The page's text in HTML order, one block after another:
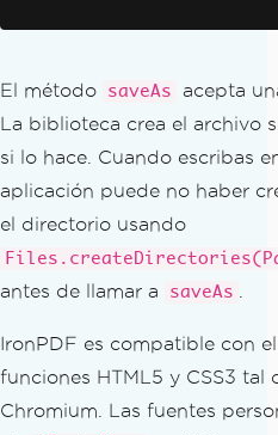
El método saveAs
acepta
La biblioteca crea el archivo
si lo hace. Cuando escribas
aplicación puede no haber
el directorio usando
antes de llamar a saveAs
IronPDF es compatible con
funciones HTML5 y CSS3 tal
Chromium. Las fuentes